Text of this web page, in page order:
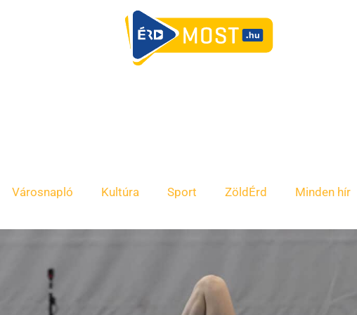
Városnapló Kultúra Sport ZöldÉrd Minden hír